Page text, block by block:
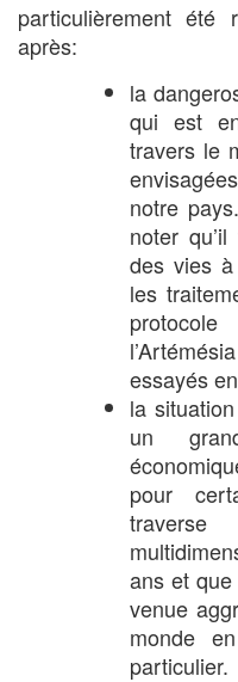
particulièrement
après:
la
qui est
travers le
notre
noter
des vies à
les
essayés
la
un
pour
ans et
venue
monde
particulier.